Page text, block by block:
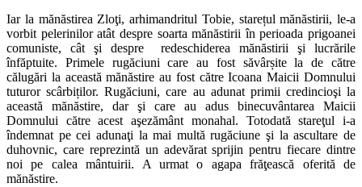
Iar la mănăstirea Zloţi, arhimandritul Tobie, starețul mănăstirii, le-a
vorbit pelerinilor atât despre soarta mănăstirii în perioada prigoanei
comuniste, cât şi despre redeschiderea mănăstirii şi lucrările
înfăptuite. Primele rugăciuni care au fost săvârșite la de către
călugări la această mănăstire au fost către Icoana Maicii Domnului
tuturor scârbiților. Rugăciuni, care au adunat primii credincioşi la
această mănăstire, dar şi care au adus binecuvântarea Maicii
Domnului către acest aşezământ monahal. Totodată stareţul i-a
îndemnat pe cei adunaţi la mai multă rugăciune şi la ascultare de
duhovnic, care reprezintă un adevărat sprijin pentru fiecare dintre
noi pe calea mântuirii. A urmat o agapa frăţească oferită de
mănăstire.